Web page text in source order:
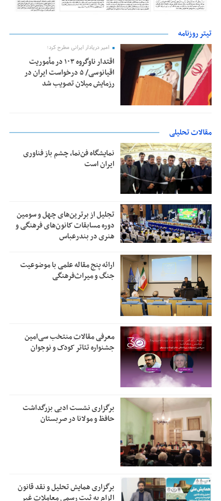
تیتر روزنامه
امیر دریادار ایرانی مطرح کرد؛
اقتدار ناوگروه ۱۰۳ در مأموریت‌
اقیانوسی/ ۵ درخواست ایران در
رزمایش میلان تصویب شد
مقالات تحلیلی
نمایشگاه فن‌نما، چشم باز فناوری
ایران است
تجلیل از بر‌ترین‌های چهل و سومین
دوره مسابقات کانون‌های فرهنگی و
هنری در بندرعباس
ارائه پنج مقاله علمی با موضوعیت
جنگ و میراث‌فرهنگی
معرفی مقالات منتخب سی‌امین
جشنواره تئاتر کودک و نوجوان
برگزاری نشست ادبی بزرگداشت
حافظ و مولانا در صربستان
برگزاری همایش تحلیل و نقد قانون
الزام به ثبت رسمی معاملات غیر